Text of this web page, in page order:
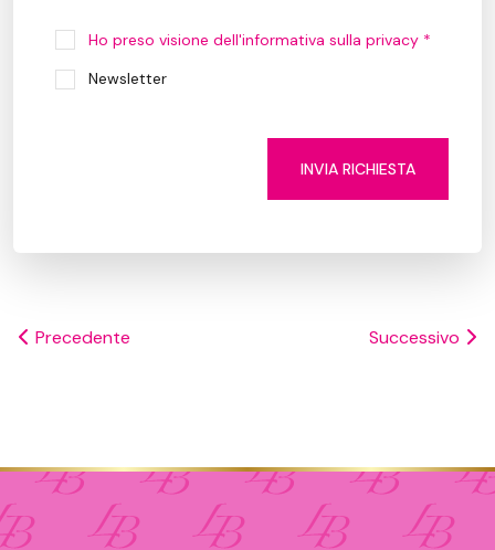
Ho preso visione dell'informativa sulla privacy *
Newsletter
INVIA RICHIESTA
Precedente Successivo